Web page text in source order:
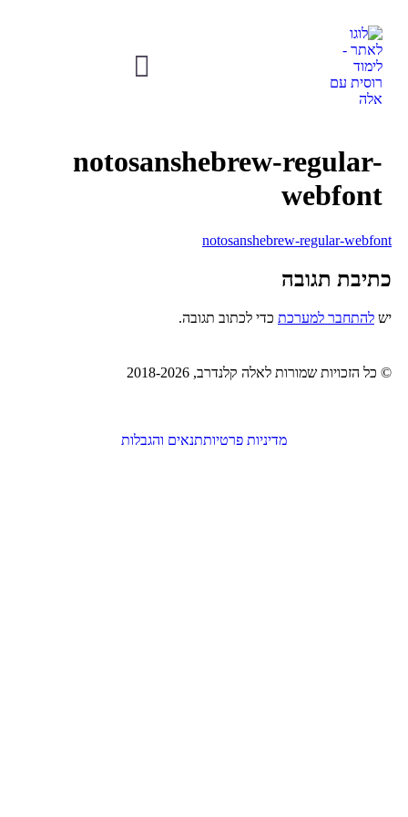
notosanshebrew-regular-
webfont
notosanshebrew-regular-
תגובה
להתחבר למערכתכדי לכתוב תגובה.
כל הזכויות שמורות לאלה קלנדרב, 2018-2026
מדיניות פרטיותתנאים והגבלות